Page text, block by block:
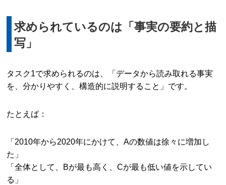
求められているのは「事実の要約と描
写」
タスク1で求められるのは、「データから読み取れる事実
を、分かりやすく、構造的に説明すること」です。
たとえば：
「2010年から2020年にかけて、Aの数値は徐々に増加し
た」
「全体として、Bが最も高く、Cが最も低い値を示してい
る」